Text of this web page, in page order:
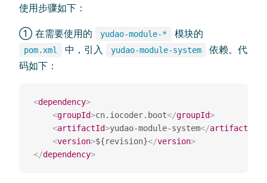
使用步骤如下：
① 在需要使用的 yudao-module-* 模块的
pom.xml 中，引入 yudao-module-system
依赖。代
码如下：
<dependency>
<groupId>cn.iocoder.boot</groupId>
<artifactId>yudao-module-system</artifactId
<version>${revision}</version>
</dependency>